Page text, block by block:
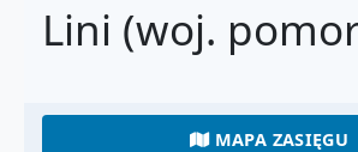
Lini (woj.
MAPA ZASIĘGU